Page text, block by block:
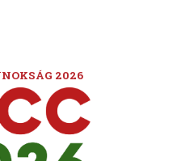
2026